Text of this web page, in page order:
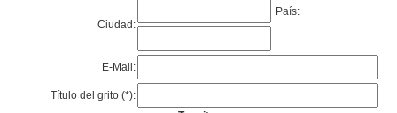
Ciudad:
País:
E-Mail:
Título del grito (*):